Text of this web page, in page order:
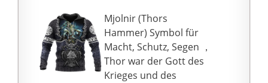
tragen ist. Es ist gut
faltenbeständig und
nicht leicht zu
verformen. Es ist auch
federnd und seine
Mjolnir (Thors
Hammer) Symbol für
Macht, Schutz, Segen ，
Thor war der Gott des
Krieges und des